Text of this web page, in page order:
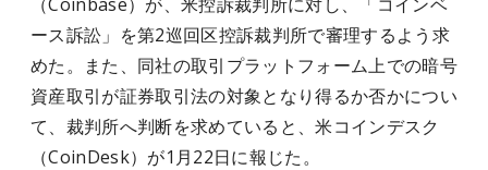
ース訴訟」を第2巡回区控訴裁判所で審理するよう求
めた。また、同社の取引プラットフォーム上での暗号
資産取引が証券取引法の対象となり得るか否かについ
て、裁判所へ判断を求めていると、米コインデスク
（CoinDesk）が1月22日に報じた。